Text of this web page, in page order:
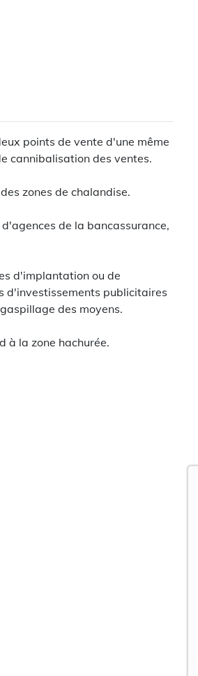
points de vente d'une même
cannibalisation des ventes.
zones de chalandise.
de la bancassurance,
d'implantation ou de
d'investissements publicitaires
des moyens.
à la zone hachurée.